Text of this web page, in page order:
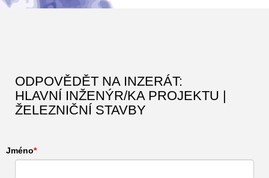
ODPOVĚDĚT NA INZERÁT:
HLAVNÍ INŽENÝR/KA PROJEKTU |
ŽELEZNIČNÍ STAVBY
Jméno